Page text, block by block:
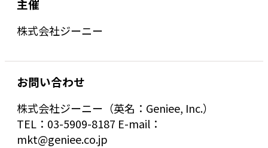
主催
株式会社ジーニー
お問い合わせ
株式会社ジーニー（英名：Geniee, Inc.）
TEL：03-5909-8187 E-mail：
mkt@geniee.co.jp